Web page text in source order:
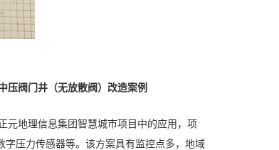
压阀门井（无放散阀）改造案例
元地理信息集团智慧城市项目中的应用，项
字压力传感器等。该方案具有监控点多，地域